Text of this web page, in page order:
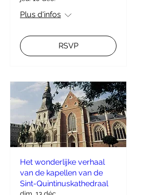
Plus d'infos
RSVP
Het wonderlijke verhaal
van de kapellen van de
Sint-Quintinuskathedraal